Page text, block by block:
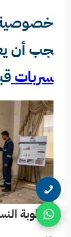
خصوصية
جب أن
سربات
الرطوبة